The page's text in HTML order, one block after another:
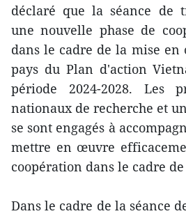
déclaré que la séance de
une nouvelle phase de
dans le cadre de la mise
pays du Plan d'action
période 2024-2028. Les
nationaux de recherche et
se sont engagés à
mettre en œuvre
coopération dans le cadre
Dans le cadre de la séance